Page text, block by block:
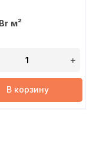
Brм²
В корзину